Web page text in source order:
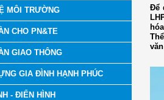
MÔI TRƯỜNG
CHO PN&TE
GIAO THÔNG
GIA ĐÌNH HẠNH PHÚC
- ĐIỂN HÌNH
Để